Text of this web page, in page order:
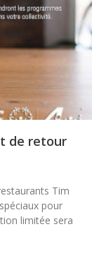
de retour
Tim
pour
limitée sera